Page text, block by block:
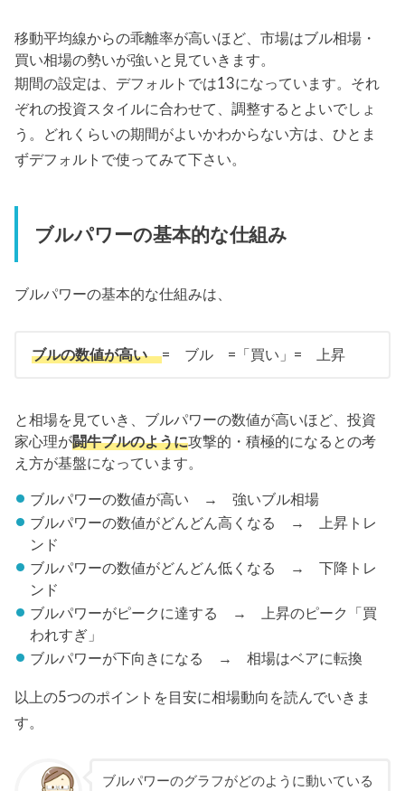
移動平均線からの乖離率が高いほど、市場はブル相場・
買い相場の勢いが強いと見ていきます。
期間の設定は、デフォルトでは13になっています。それ
ぞれの投資スタイルに合わせて、調整するとよいでしょ
う。どれくらいの期間がよいかわからない方は、ひとま
ずデフォルトで使ってみて下さい。
ブルパワーの基本的な仕組み
ブルパワーの基本的な仕組みは、
ブルの数値が高い= ブル =「買い」= 上昇
と相場を見ていき、ブルパワーの数値が高いほど、投資
家心理が闘牛ブルのように攻撃的・積極的になるとの考
え方が基盤になっています。
ブルパワーの数値が高い → 強いブル相場
ブルパワーの数値がどんどん高くなる → 上昇トレ
ンド
ブルパワーの数値がどんどん低くなる → 下降トレ
ンド
ブルパワーがピークに達する → 上昇のピーク「買
われすぎ」
ブルパワーが下向きになる → 相場はベアに転換
以上の5つのポイントを目安に相場動向を読んでいきま
す。
ブルパワーのグラフがどのように動いている